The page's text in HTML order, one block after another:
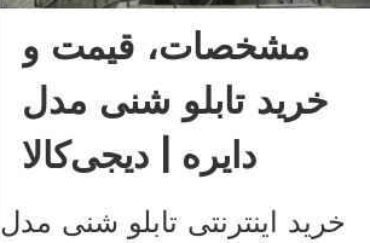
مشخصات، قیمت و
خرید تابلو شنی مدل
دایره | دیجی‌کالا
خرید اینترنتی تابلو شنی مدل